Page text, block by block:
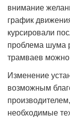
внимание
график
курсировали
проблема шума
трамваев
Изменение
возможным
необходимые